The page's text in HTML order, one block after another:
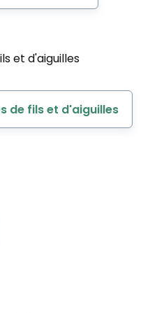
et d'aiguilles
de fils et d'aiguilles